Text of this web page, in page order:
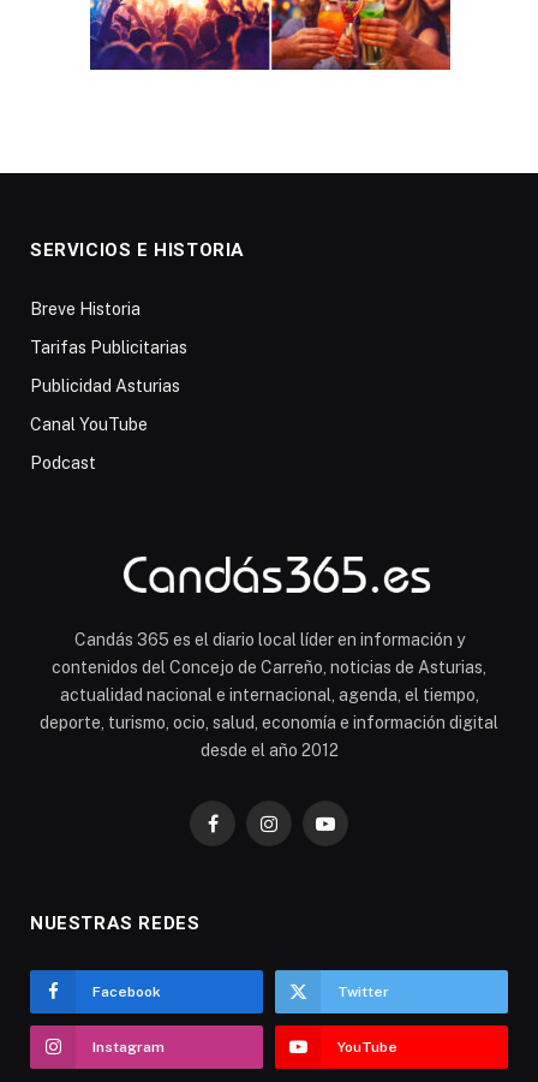
SERVICIOS E HISTORIA
Breve Historia
Tarifas Publicitarias
Publicidad Asturias
Canal YouTube
Podcast
Candás 365 es el diario local líder en información y
contenidos del Concejo de Carreño, noticias de Asturias,
actualidad nacional e internacional, agenda, el tiempo,
deporte, turismo, ocio, salud, economía e información digital
desde el año 2012
FacebookInstagramYouTube
NUESTRAS REDES
Facebook Twitter
Instagram YouTube